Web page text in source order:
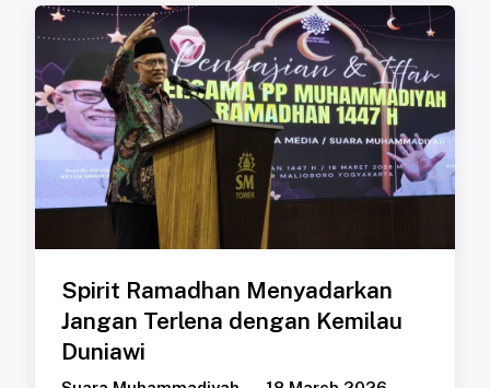
Spirit Ramadhan Menyadarkan
Jangan Terlena dengan Kemilau
Duniawi